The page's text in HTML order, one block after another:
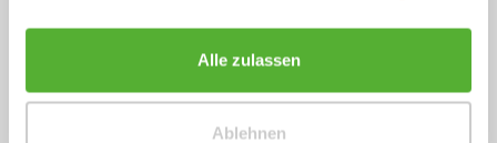
Alle zulassen
Ablehnen
+49 (0)4244 965 34 04
Mo - Do, 09:00 - 16:00 Uhr
und Fr, 09:00 - 13:00 Uhr